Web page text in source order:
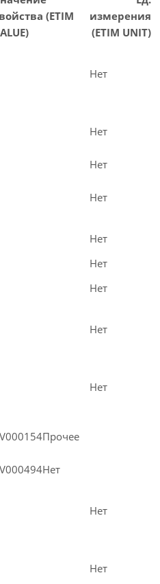
(ETIM
измерения
(ETIM UNIT)
Нет
Нет
Нет
Нет
Нет
Нет
Нет
Нет
Нет
Нет
Нет